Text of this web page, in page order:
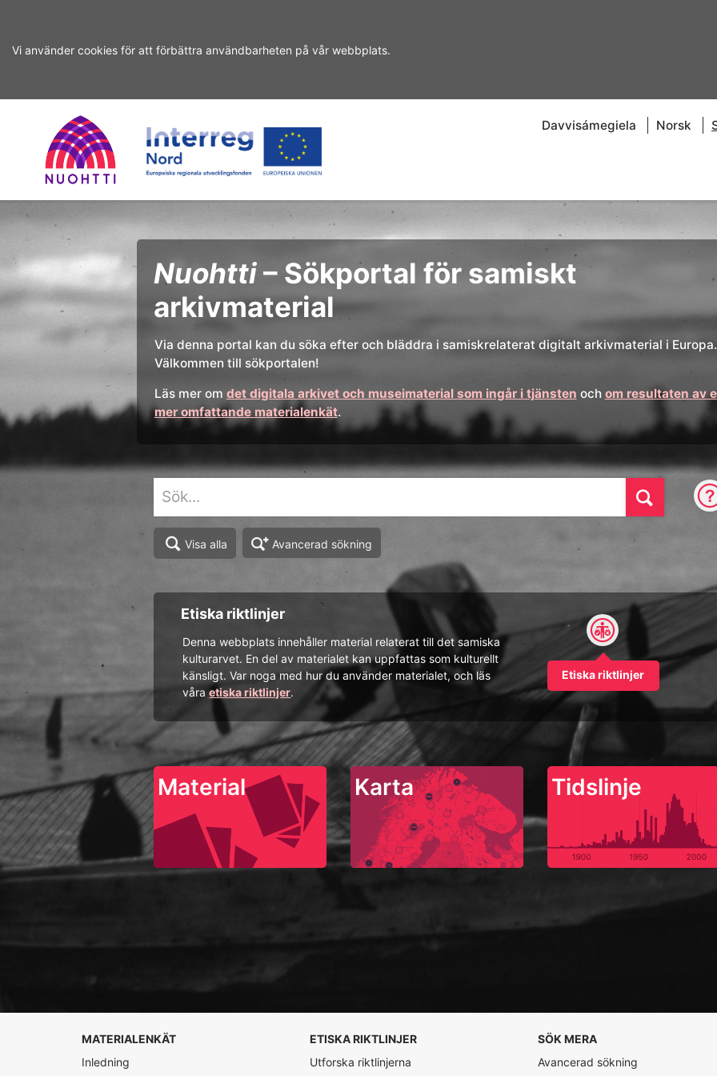
Vi använder cookies för att förbättra användbarheten på vår webbplats.
sökning
innehåll
Home Interreg
Nord
Davvisámegiela Norsk
Sökning
Nuohtti– Sökportal för samiskt
arkivmaterial
Via denna portal kan du söka efter och bläddra i samiskrelaterat digitalt arkivmaterial i Europa.
Välkommen till sökportalen!
Läs mer om det digitala arkivet och museimaterial som ingår i tjänsten och om resultaten av
mer omfattande materialenkät.
Visa alla Avancerad sökning
Etiska riktlinjer
Denna webbplats innehåller material relaterat till det samiska
kulturarvet. En del av materialet kan uppfattas som kulturellt
känsligt. Var noga med hur du använder materialet, och läs
våraetiska riktlinjer.
Etiska riktlinjer
Material Karta Tidslinje
MATERIALENKÄT
Inledning
ETISKA RIKTLINJER
Utforska riktlinjerna
SÖK MERA
Avancerad sökning